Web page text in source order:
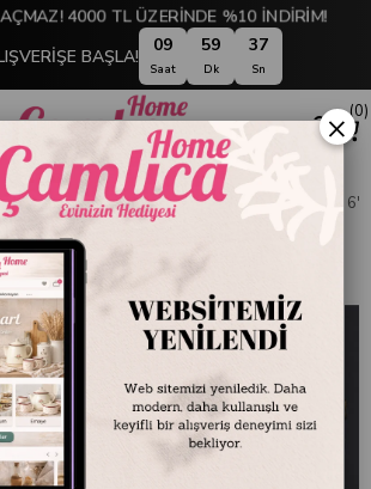
4000 TL ÜZERİNDE %10 İNDİRİM!
BAŞLA! 09
Saat
59
Dk
36
Sn
0
SUNUM Sofra Aksesuarları Yaprak Peçetelik
×